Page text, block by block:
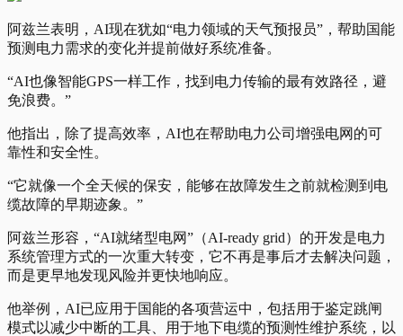
阿兹兰表明，AI现在犹如“电力领域的天气预报员”，帮助国能
预测电力需求的变化并提前做好系统准备。
“AI也像智能GPS一样工作，找到电力传输的最有效路径，避
免浪费。”
他指出，除了提高效率，AI也在帮助电力公司增强电网的可
靠性和安全性。
“它就像一个全天候的保安，能够在故障发生之前就检测到电
缆故障的早期迹象。”
阿兹兰形容，“AI就绪型电网”（AI-ready grid）的开发是电力
系统管理方式的一次重大转变，它不再是事后才去解决问题，
而是更早地发现风险并更快地响应。
他举例，AI已应用于国能的各项营运中，包括用于鉴定跳闸
模式以减少中断的工具、用于地下电缆的预测性维护系统，以